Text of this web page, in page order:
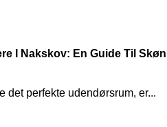
I Nakskov: En Guide Til
det perfekte udendørsrum, er...